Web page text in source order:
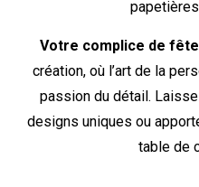
Votre complice de fête
création, où l’art de la
passion du détail.
designs uniques ou
table de